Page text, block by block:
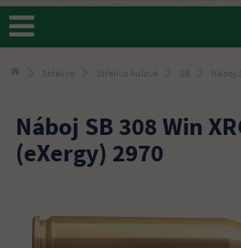
Střelivo Střelivo kulové SB Náboj
Náboj SB 308 Win
(eXergy) 2970